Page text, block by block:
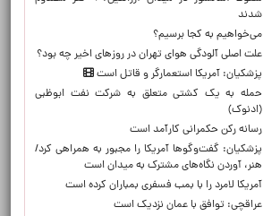
شدند
می‌خواهیم به کجا برسیم؟
علت اصلی آلودگی هوای تهران در روزهای اخیر چه بود؟
پزشکیان: آمریکا استعمارگر و قاتل است
حمله به یک کشتی متعلق به شرکت نفت ابوظبی
(ادنوک)
رسانه رکن حکمرانی کارآمد است
پزشکیان: گفت‌وگوها آمریکا را مجبور به همراهی کرد/
هنر، آوردن نگاه‌های مشترک به میدان است
آمریکا لامرد را با بمب فسفری بمباران کرده است
عراقچی: توافق با عمان نزدیک است